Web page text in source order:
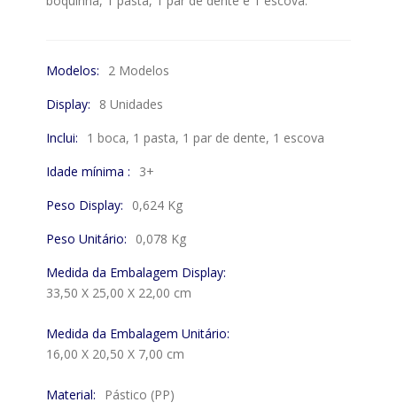
Modelos:
2 Modelos
Display:
8 Unidades
Inclui:
1 boca, 1 pasta, 1 par de dente, 1 escova
Idade mínima :
3+
Peso Display:
0,624 Kg
Peso Unitário:
0,078 Kg
Medida da Embalagem Display:
33,50 X 25,00 X 22,00 cm
Medida da Embalagem Unitário:
16,00 X 20,50 X 7,00 cm
Material:
Pástico (PP)